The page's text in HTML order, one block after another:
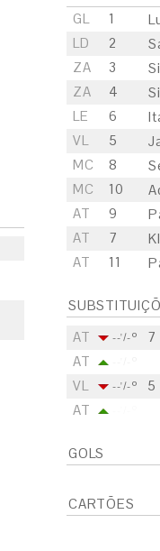
GL
1
LD
2
ZA
3
ZA
4
LE
6
VL
5
MC
8
MC
10
AT
9
AT
7
AT
11
AT
--'/-º
7
AT
VL --'/-º
5
AT
GOLS
CARTÕES